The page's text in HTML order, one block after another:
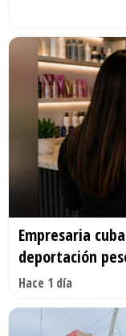
Empresaria
deportación
Hace 1 día